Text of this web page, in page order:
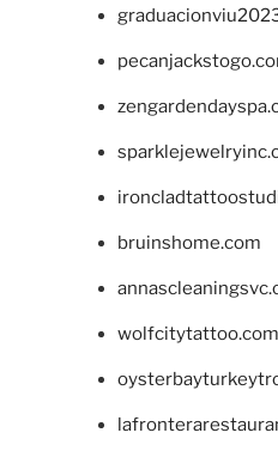
bruinshome.com
wolfcitytattoo.com